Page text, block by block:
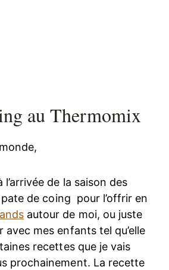
au Thermomix
l’arrivée de la saison des
de coing pour l’offrir en
autour de moi, ou juste
avec mes enfants tel qu’elle
recettes que je vais
prochainement. La recette